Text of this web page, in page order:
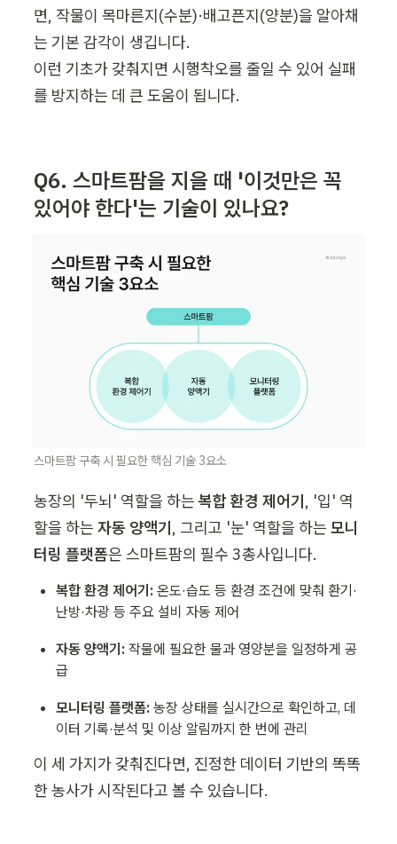
면, 작물이 목마른지(수분)·배고픈지(양분)을 알아채
는 기본 감각이 생깁니다.
이런 기초가 갖춰지면 시행착오를 줄일 수 있어 실패
를 방지하는 데 큰 도움이 됩니다.
Q6. 스마트팜을 지을 때 '이것만은 꼭
있어야 한다'는 기술이 있나요?
스마트팜 구축 시 필요한 핵심 기술 3요소
농장의 '두뇌' 역할을 하는 복합 환경 제어기, '입' 역
할을 하는 자동 양액기, 그리고 '눈' 역할을 하는 모니
터링 플랫폼은 스마트팜의 필수 3총사입니다.
복합 환경 제어기: 온도·습도 등 환경 조건에 맞춰 환기·
난방·차광 등 주요 설비 자동 제어
자동 양액기: 작물에 필요한 물과 영양분을 일정하게 공
급
모니터링 플랫폼: 농장 상태를 실시간으로 확인하고, 데
이터 기록·분석 및 이상 알림까지 한 번에 관리
이 세 가지가 갖춰진다면, 진정한 데이터 기반의 똑똑
한 농사가 시작된다고 볼 수 있습니다.